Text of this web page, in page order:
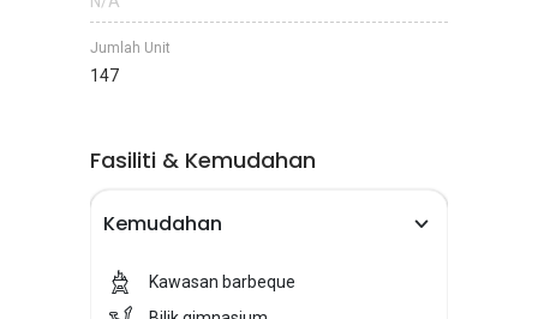
Jumlah Unit
147
Fasiliti & Kemudahan
Kemudahan
Kawasan barbeque